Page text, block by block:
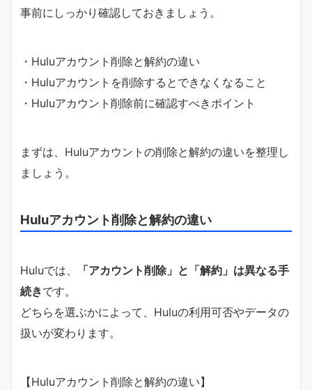
事前にしっかり確認しておきましょう。
・Huluアカウント削除と解約の違い
・Huluアカウントを削除するとできなくなること
・Huluアカウント削除前に確認すべきポイント
まずは、Huluアカウントの削除と解約の違いを整理し
ましょう。
Huluアカウント削除と解約の違い
Huluでは、
「アカウント削除」と「解約」は異なる手
続きです。
どちらを選ぶかによって、Huluの利用可否やデータの
扱いが変わります。
【Huluアカウント削除と解約の違い】